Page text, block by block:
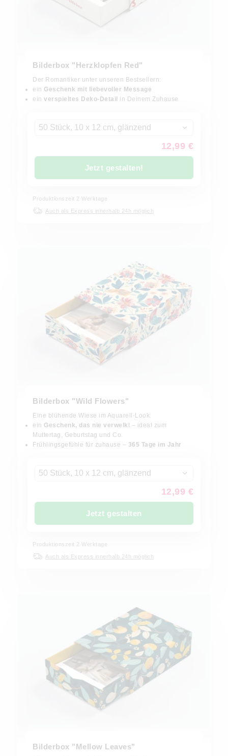
Bilderbox "Herzklopfen Red"
Der Romantiker unter unseren Bestsellern:
ein Geschenk mit liebevoller Message
ein verspieltes Deko-Detail in Deinem Zuhause
50 Stück, 10 x 12 cm, glänzend
12,99 €
Jetzt gestalten!
Produktionszeit 2 Werktage
Auch als Express innerhalb 24h möglich
Bilderbox "Wild Flowers"
Eine blühende Wiese im Aquarell-Look:
ein Geschenk, das nie verwelkt – ideal zum
Muttertag, Geburtstag und Co.
Frühlingsgefühle für zuhause – 365 Tage im Jahr
50 Stück, 10 x 12 cm, glänzend
12,99 €
Jetzt gestalten
Produktionszeit 2 Werktage
Auch als Express innerhalb 24h möglich
Bilderbox "Mellow Leaves"